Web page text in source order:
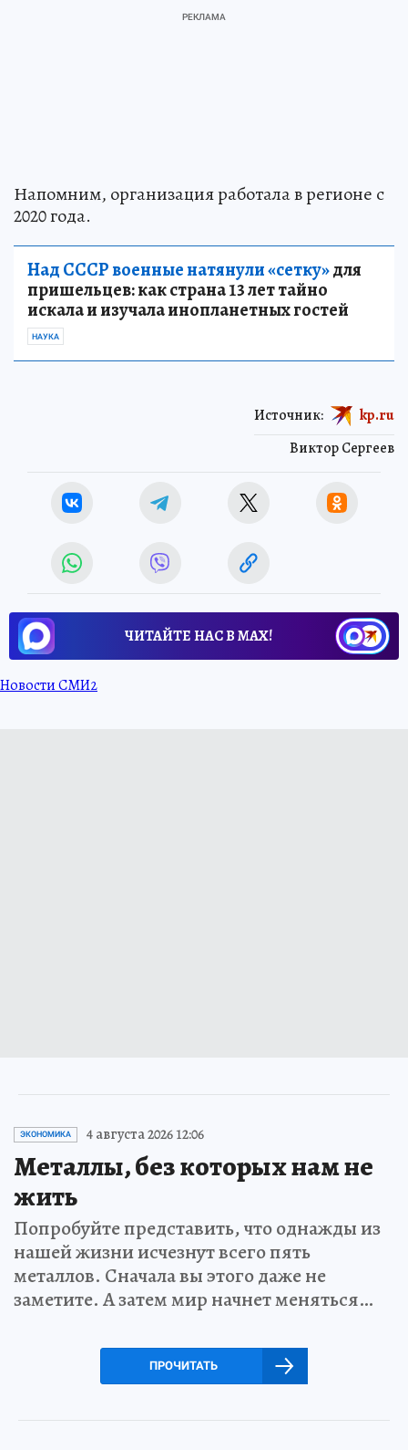
Напомним, организация работала в регионе с
2020 года.
Над СССР военные натянули «сетку»для
пришельцев: как страна 13 лет тайно
искала и изучала инопланетных гостей
НАУКА
Виктор Сергеев
Источник: kp.ru
ЧИТАЙТЕ НАС В МАХ!
Новости СМИ2
ЭКОНОМИКА 4 августа 2026 12:06
Металлы, без которых нам не
жить
Попробуйте представить, что однажды из
нашей жизни исчезнут всего пять
металлов. Сначала вы этого даже не
заметите. А затем мир начнет меняться…
ПРОЧИТАТЬ